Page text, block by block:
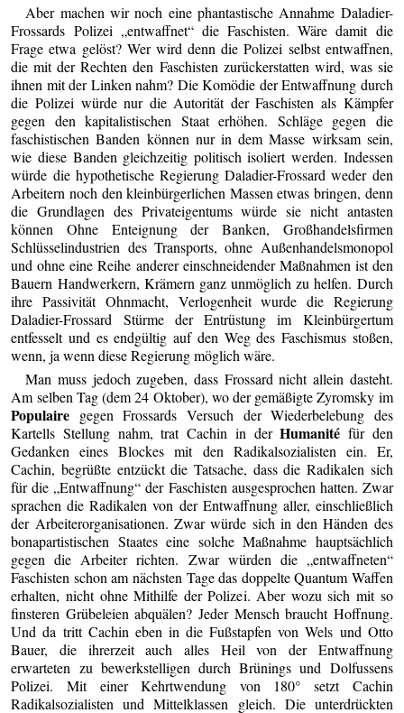
Aber machen wir noch eine phantastische Annahme Daladier-
Frossards Polizei „entwaffnet“ die Faschisten. Wäre damit die
Frage etwa gelöst? Wer wird denn die Polizei selbst entwaffnen,
die mit der Rechten den Faschisten zurückerstatten wird, was sie
ihnen mit der Linken nahm? Die Komödie der Entwaffnung durch
die Polizei würde nur die Autorität der Faschisten als Kämpfer
gegen den kapitalistischen Staat erhöhen. Schläge gegen die
faschistischen Banden können nur in dem Masse wirksam sein,
wie diese Banden gleichzeitig politisch isoliert werden. Indessen
würde die hypothetische Regierung Daladier-Frossard weder den
Arbeitern noch den kleinbürgerlichen Massen etwas bringen, denn
die Grundlagen des Privateigentums würde sie nicht antasten
können Ohne Enteignung der Banken, Großhandelsfirmen
Schlüsselindustrien des Transports, ohne Außenhandelsmonopol
und ohne eine Reihe anderer einschneidender Maßnahmen ist den
Bauern Handwerkern, Krämern ganz unmöglich zu helfen. Durch
ihre Passivität Ohnmacht, Verlogenheit wurde die Regierung
Daladier-Frossard Stürme der Entrüstung im Kleinbürgertum
entfesselt und es endgültig auf den Weg des Faschismus stoßen,
wenn, ja wenn diese Regierung möglich wäre.
Man muss jedoch zugeben, dass Frossard nicht allein dasteht.
Am selben Tag (dem 24 Oktober), wo der gemäßigte Zyromsky im
Populaire gegen Frossards Versuch der Wiederbelebung des
Kartells Stellung nahm, trat Cachin in derHumanité für den
Gedanken eines Blockes mit den Radikalsozialisten ein. Er,
Cachin, begrüßte entzückt die Tatsache, dass die Radikalen sich
für die „Entwaffnung“ der Faschisten ausgesprochen hatten. Zwar
sprachen die Radikalen von der Entwaffnung aller, einschließlich
der Arbeiterorganisationen. Zwar würde sich in den Händen des
bonapartistischen Staates eine solche Maßnahme hauptsächlich
gegen die Arbeiter richten. Zwar würden die „entwaffneten“
Faschisten schon am nächsten Tage das doppelte Quantum Waffen
erhalten, nicht ohne Mithilfe der Polizei. Aber wozu sich mit so
finsteren Grübeleien abquälen? Jeder Mensch braucht Hoffnung.
Und da tritt Cachin eben in die Fußstapfen von Wels und Otto
Bauer, die ihrerzeit auch alles Heil von der Entwaffnung
erwarteten zu bewerkstelligen durch Brünings und Dolfussens
Polizei. Mit einer Kehrtwendung von 180° setzt Cachin
Radikalsozialisten und Mittelklassen gleich. Die unterdrückten